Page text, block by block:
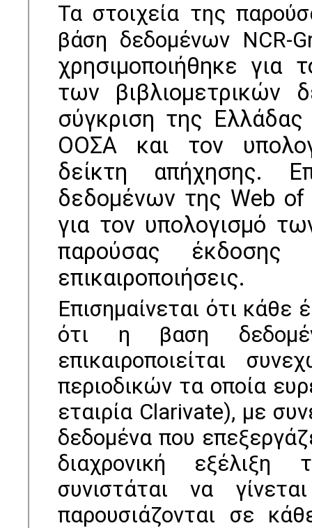
Τα στοιχεία της
βάση δεδομένων NCR-
χρησιμοποιήθηκε για
των βιβλιομετρικών
σύγκριση της
ΟΟΣΑ και τον
δείκτη απήχησης.
δεδομένων της Web of
για τον υπολογισμό
παρούσας έκδοσης
επικαιροποιήσεις.
Επισημαίνεται ότι κάθε
ότι η βαση
επικαιροποιείται
περιοδικών τα οποία
εταιρία Clarivate), με
δεδομένα που
διαχρονική εξέλιξη
συνιστάται να
παρουσιάζονται σε